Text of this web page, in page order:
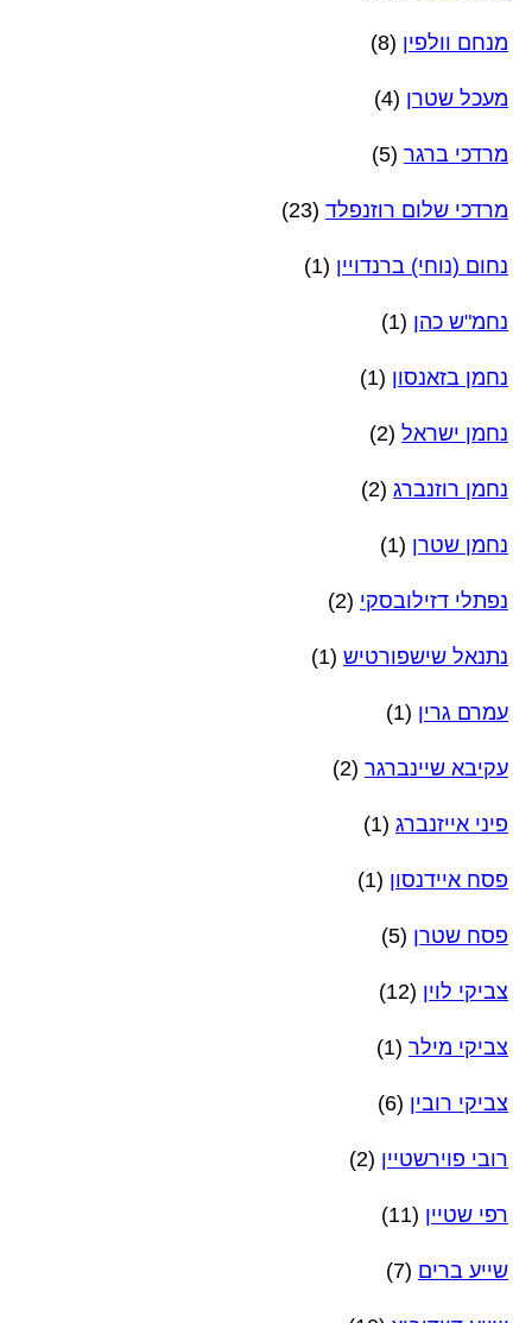
מנחם וולפין (8)
מעכל שטרן (4)
מרדכי ברגר (5)
מרדכי שלום רוזנפלד (23)
נחום (נוחי) ברנדויין (1)
נחמ"ש כהן (1)
נחמן בזאנסון (1)
נחמן ישראל (2)
נחמן רוזנברג (2)
נחמן שטרן (1)
נפתלי דזילובסקי (2)
נתנאל שישפורטיש (1)
עמרם גרין (1)
עקיבא שיינברגר (2)
פיני אייזנברג (1)
פסח איידנסון (1)
פסח שטרן (5)
צביקי לוין (12)
צביקי מילר (1)
צביקי רובין (6)
רובי פוירשטיין (2)
רפי שטיין (11)
שייע ברים (7)